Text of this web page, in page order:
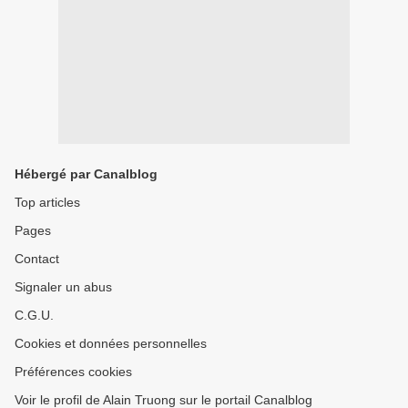
Hébergé par Canalblog
Top articles
Pages
Contact
Signaler un abus
C.G.U.
Cookies et données personnelles
Préférences cookies
Voir le profil de Alain Truong sur le portail Canalblog